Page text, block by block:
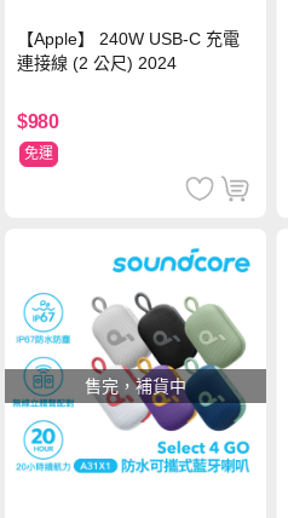
【Apple】 240W USB-C 充電
連接線 (2 公尺) 2024
$980
免運
售完，補貨中